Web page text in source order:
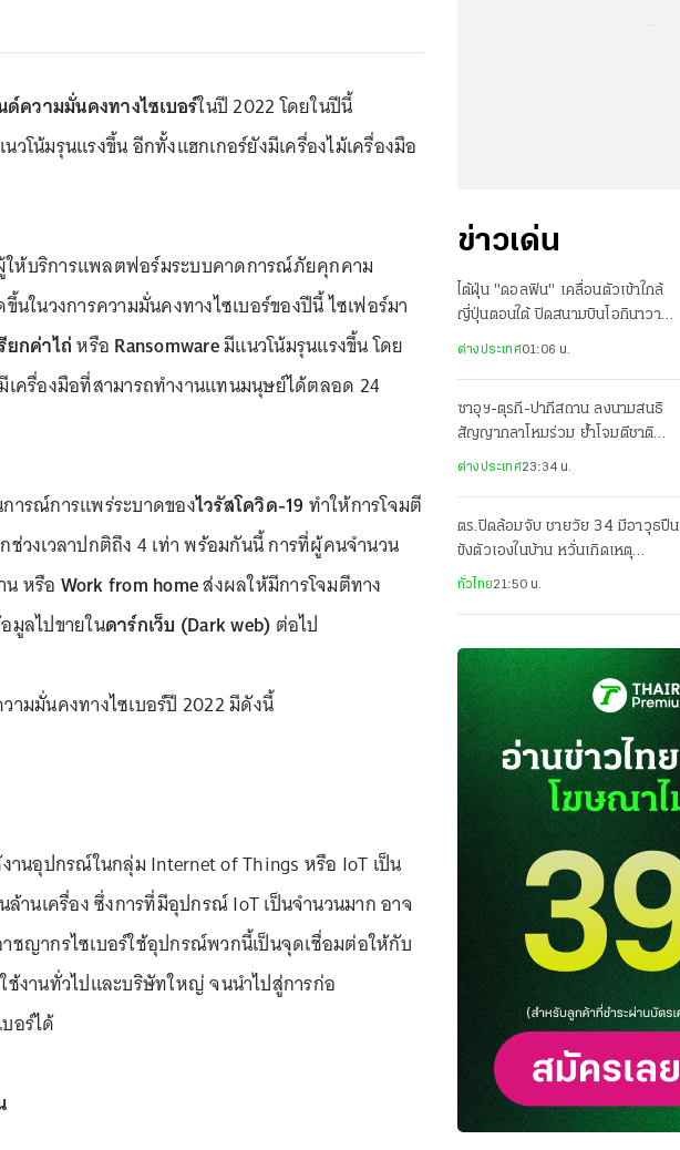
ด์ความมั่นคงทางไซเบอร์ในปี 2022 โดยในปีนี้
วโน้มรุนแรงขึ้น อีกทั้งแฮกเกอร์ยังมีเครื่องไม้เครื่องมือ
ให้บริการแพลตฟอร์มระบบคาดการณ์ภัยคุกคาม
นในวงการความมั่นคงทางไซเบอร์ของปีนี้ ไซเฟอร์มา
ยกค่าไถ่หรือ Ransomwareมีแนวโน้มรุนแรงขึ้น โดย
เครื่องมือที่สามารถทำงานแทนมนุษย์ได้ตลอด 24
ารณ์การแพร่ระบาดของไวรัสโควิด-19 ทำให้การโจมตี
ช่วงเวลาปกติถึง 4 เท่า พร้อมกันนี้ การที่ผู้คนจำนวน
หรือ Work from homeส่งผลให้มีการโจมตีทาง
มูลไปขายในดาร์กเว็บ (Dark web) ต่อไป
ามมั่นคงทางไซเบอร์ปี 2022 มีดังนี้
านอุปกรณ์ในกลุ่ม Internet of Things หรือ IoT เป็น
ล้านเครื่อง ซึ่งการที่มีอุปกรณ์ IoT เป็นจำนวนมาก อาจ
ชญากรไซเบอร์ใช้อุปกรณ์พวกนี้เป็นจุดเชื่อมต่อให้กับ
ช้งานทั่วไปและบริษัทใหญ่ จนนำไปสู่การก่อ
อร์ได้
ข่าวเด่น
ไต้ฝุ่น "ดอลฟิน" เคลื่อนตัวเข้าใกล้
ญี่ปุ่นตอนใต้ ปิดสนามบินโอกินาวา
อพยพประชาชน-เจ็บ 3 ราย
ต่างประเทศ01:06 น.
ซาอุฯ-ตุรกี-ปากีสถาน ลงนามสนธิ
สัญญากลาโหมร่วม ย้ำโจมตีชาติ
เดียวเท่ากับโจมตีทั้ง 3 ประเทศ
ต่างประเทศ23:34 น.
ตร.ปิดล้อมจับ ชายวัย 34 มีอาวุธปืน
ขังตัวเองในบ้าน หวั่นเกิดเหตุ
อันตราย
ทั่วไทย21:50 น.